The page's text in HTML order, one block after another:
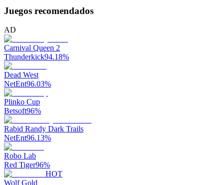
Juegos recomendados
AD
Carnival Queen 2
Thunderkick94.18%
Dead West
NetEnt96.03%
Plinko Cup
Betsoft96%
Rabid Randy Dark Trails
NetEnt96.13%
Robo Lab
Red Tiger96%
HOT
Wolf Gold